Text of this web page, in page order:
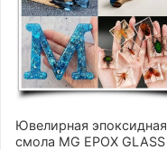
Ювелирная эпоксидная
смола MG EPOX GLASS